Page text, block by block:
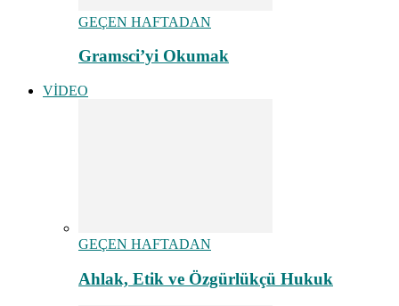
GEÇEN HAFTADAN
Gramsci’yi Okumak
VİDEO
GEÇEN HAFTADAN
Ahlak, Etik ve Özgürlükçü Hukuk